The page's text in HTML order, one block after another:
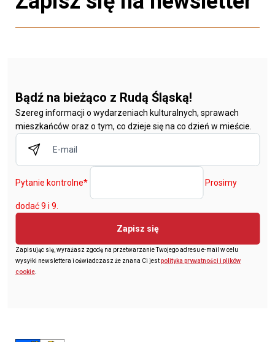
Bądź na bieżąco z Rudą Śląską!
Szereg informacji o wydarzeniach kulturalnych, sprawach
mieszkańców oraz o tym, co dzieje się na co dzień w mieście.
Pytanie kontrolne* Prosimy
dodać 9 i 9.
Zapisz się
Zapisując się, wyrażasz zgodę na przetwarzanie Twojego adresu e-mail w celu
wysyłki newslettera i oświadczasz że znana Ci jestpolityka prywatności i plików
cookie.